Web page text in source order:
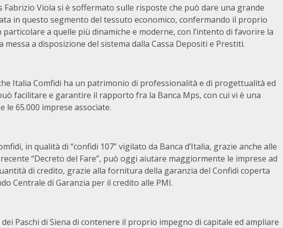
Fabrizio Viola si è soffermato sulle risposte che può dare una grande
in questo segmento del tessuto economico, confermando il proprio
a quelle più dinamiche e moderne, con l’intento di favorire la
a disposizione del sistema dalla Cassa Depositi e Prestiti.
Italia Comfidi ha un patrimonio di professionalità e di progettualità ed
facilitare e garantire il rapporto fra la Banca Mps, con cui vi è una
65.000 imprese associate.
in qualità di “confidi 107” vigilato da Banca d’Italia, grazie anche alle
“Decreto del Fare”, può oggi aiutare maggiormente le imprese ad
di credito, grazie alla fornitura della garanzia del Confidi coperta
Centrale di Garanzia per il credito alle PMI.
Paschi di Siena di contenere il proprio impegno di capitale ed ampliare